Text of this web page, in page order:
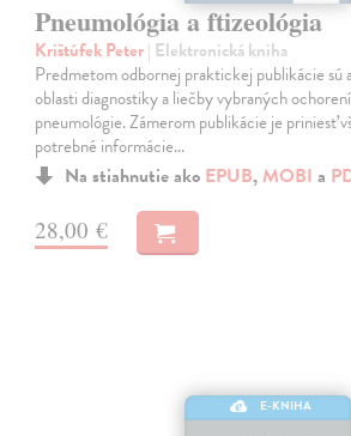
Pneumológia a ftizeológia
Krištúfek Peter| Elektronická kniha
Predmetom odbornej praktickej publikácie sú
oblasti diagnostiky a liečby vybraných
pneumológie. Zámerom publikácie je priniesť
potrebné informácie…
Na stiahnutie ako EPUB, MOBI a
28,00 €
E-KNIHA